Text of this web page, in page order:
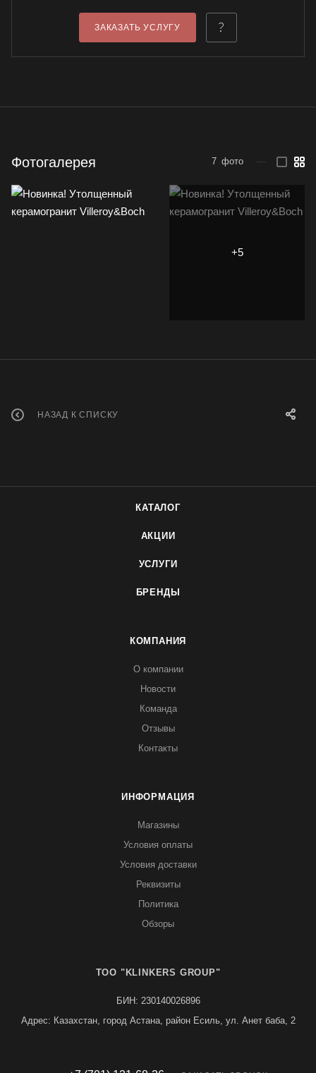
ЗАКАЗАТЬ УСЛУГУ
Фотогалерея 7 фото —
НАЗАД К СПИСКУ
КАТАЛОГ
АКЦИИ
УСЛУГИ
БРЕНДЫ
КОМПАНИЯ
О компании
Новости
Команда
Отзывы
Контакты
ИНФОРМАЦИЯ
Магазины
Условия оплаты
Условия доставки
Реквизиты
Политика
Обзоры
TOO "KLINKERS GROUP"
БИН: 230140026896
Адрес: Казахстан, город Астана, район Есиль, ул. Анет баба, 2